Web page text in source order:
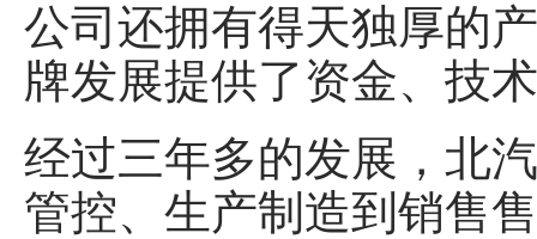
公司还拥有得天独厚的
牌发展提供了资金、技
经过三年多的发展，北
管控、生产制造到销售